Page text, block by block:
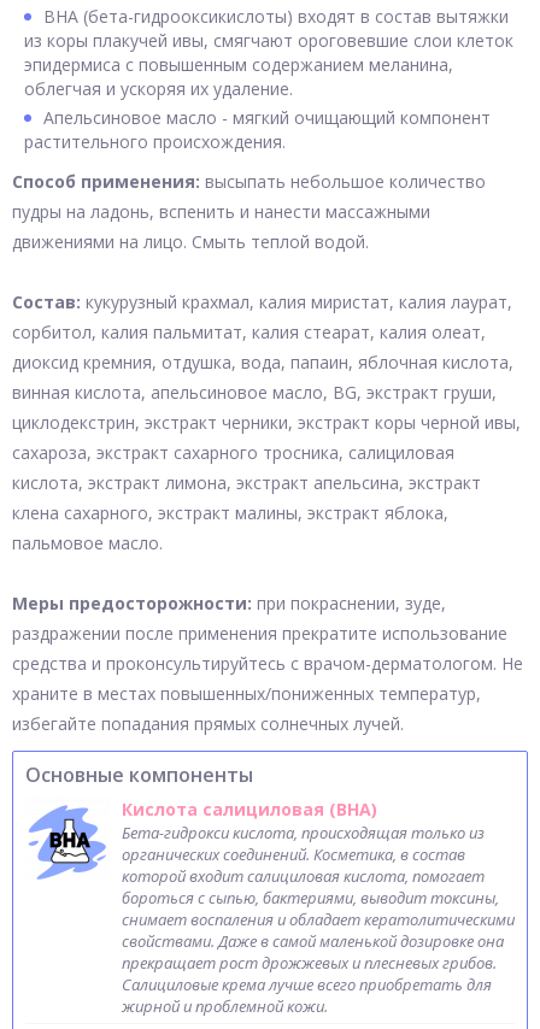
ВНА (бета-гидрооксикислоты) входят в состав вытяжки
из коры плакучей ивы, смягчают ороговевшие слои клеток
эпидермиса с повышенным содержанием меланина,
облегчая и ускоряя их удаление.
Апельсиновое масло - мягкий очищающий компонент
растительного происхождения.
Способ применения: высыпать небольшое количество
пудры на ладонь, вспенить и нанести массажными
движениями на лицо. Смыть теплой водой.
Состав: кукурузный крахмал, калия миристат, калия лаурат,
сорбитол, калия пальмитат, калия стеарат, калия олеат,
диоксид кремния, отдушка, вода, папаин, яблочная кислота,
винная кислота, aпельсиновое масло, BG, экстракт груши,
циклодекстрин, экстракт черники, экстракт коры черной ивы,
сахароза, экстракт сахарного тросника, салициловая
кислота, экстракт лимона, экстракт апельсина, экстракт
клена сахарного, экстракт малины, экстракт яблока,
пальмовое масло.
Меры предосторожности: при покраснении, зуде,
раздражении после применения прекратите использование
средства и проконсультируйтесь с врачом-дерматологом. Не
храните в местах повышенных/пониженных температур,
избегайте попадания прямых солнечных лучей.
Основные компоненты
Кислота салициловая (BHA)
Бета-гидрокси кислота, происходящая только из
органических соединений. Косметика, в состав
которой входит салициловая кислота, помогает
бороться с сыпью, бактериями, выводит токсины,
снимает воспаления и обладает кератолитическими
свойствами. Даже в самой маленькой дозировке она
прекращает рост дрожжевых и плесневых грибов.
Салициловые крема лучше всего приобретать для
жирной и проблемной кожи.